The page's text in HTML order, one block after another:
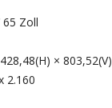
Zoll
×
2.160